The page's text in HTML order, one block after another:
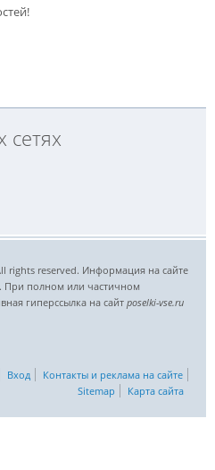
rights reserved. Информация на сайте
При полном или частичном
гиперссылка на сайт poselki-vse.ru​
Вход
Контакты и реклама на сайте
Sitemap
Карта сайта